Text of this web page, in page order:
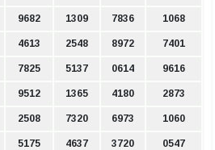
9682 1309 7836 1068
4613 2548 8972 7401
7825 5137 0614 9616
9512 1365 4180 2873
2508 7320 6973 1060
5175 4637 3720 0547